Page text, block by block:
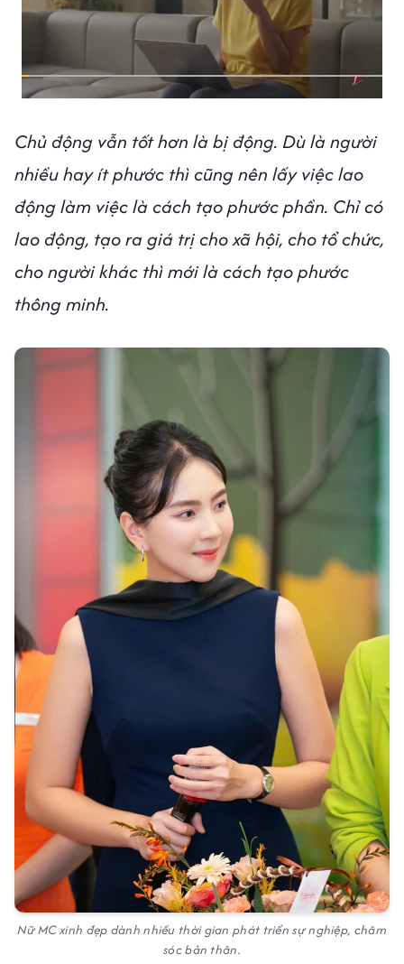
Chủ động vẫn tốt hơn là bị động. Dù là người
nhiều hay ít phước thì cũng nên lấy việc lao
động làm việc là cách tạo phước phần. Chỉ có
lao động, tạo ra giá trị cho xã hội, cho tổ chức,
cho người khác thì mới là cách tạo phước
thông minh.
Nữ MC xinh đẹp dành nhiều thời gian phát triển sự nghiệp, chăm
sóc bản thân.